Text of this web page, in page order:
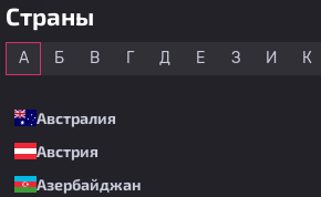
Страны
А Б В Г Д Е З И К
Австралия
Австрия
Азербайджан